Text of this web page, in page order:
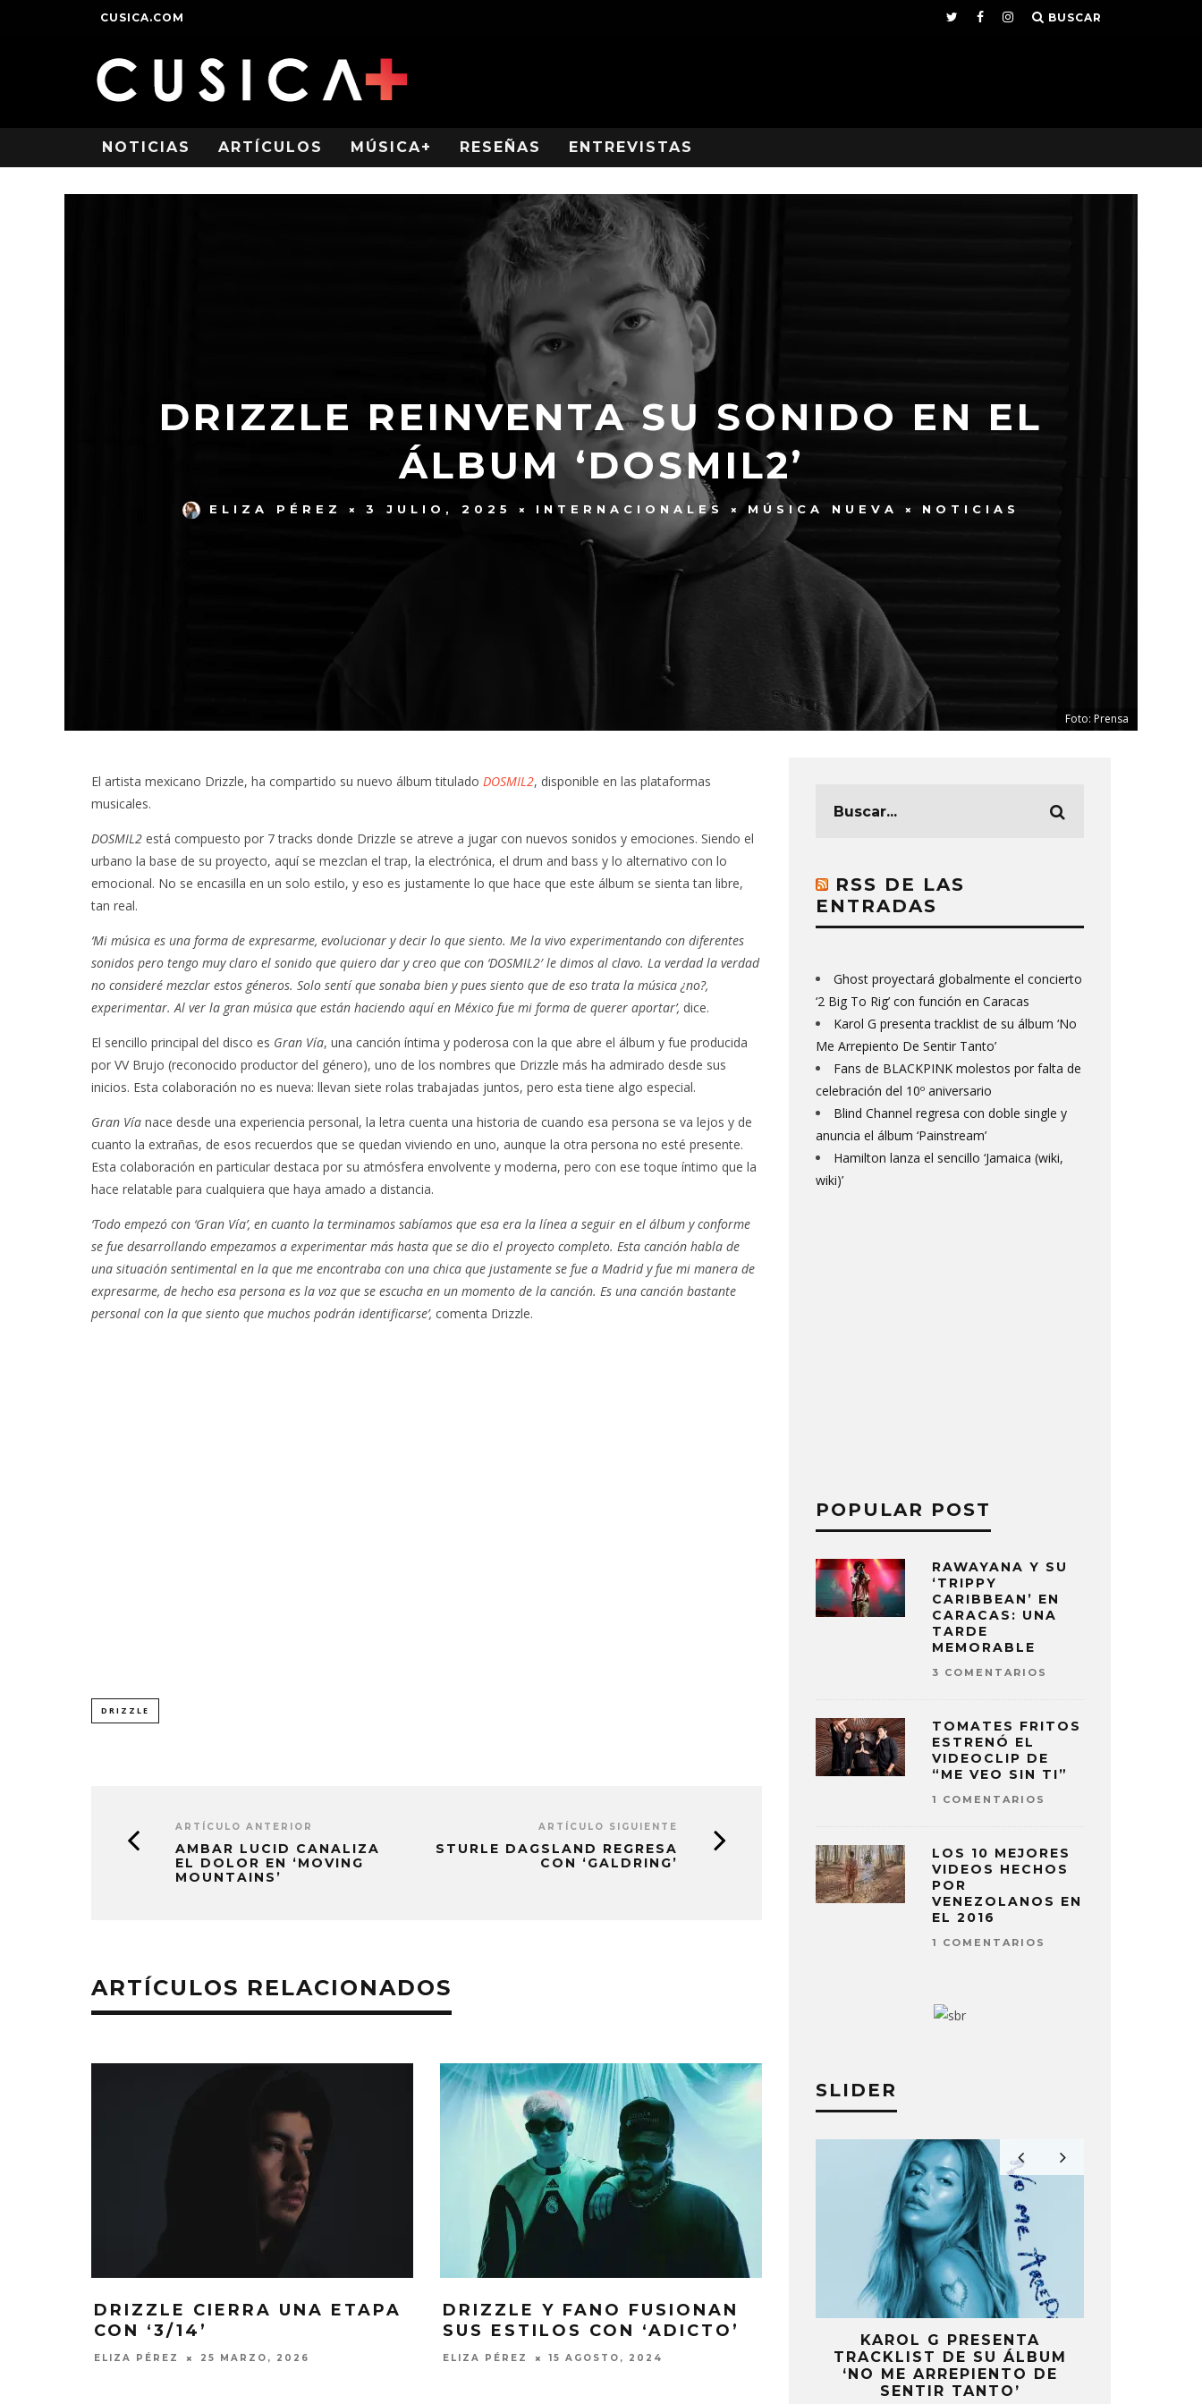
CUSICA.COM BUSCAR
NOTICIAS ARTÍCULOS MÚSICA+ RESEÑAS ENTREVISTAS
DRIZZLE REINVENTA SU SONIDO EN EL
ÁLBUM ‘DOSMIL2’
ELIZA PÉREZ 3 JULIO, 2025 INTERNACIONALES MÚSICA NUEVA NOTICIAS
Foto: Prensa
El artista mexicano Drizzle, ha compartido su nuevo álbum titulado DOSMIL2, disponible en las plataformas
musicales.
DOSMIL2 está compuesto por 7 tracks donde Drizzle se atreve a jugar con nuevos sonidos y emociones. Siendo el
urbano la base de su proyecto, aquí se mezclan el trap, la electrónica, el drum and bass y lo alternativo con lo
emocional. No se encasilla en un solo estilo, y eso es justamente lo que hace que este álbum se sienta tan libre,
tan real.
‘Mi música es una forma de expresarme, evolucionar y decir lo que siento. Me la vivo experimentando con diferentes
sonidos pero tengo muy claro el sonido que quiero dar y creo que con ‘DOSMIL2′ le dimos al clavo. La verdad la verdad
no consideré mezclar estos géneros. Solo sentí que sonaba bien y pues siento que de eso trata la música ¿no?,
experimentar. Al ver la gran música que están haciendo aquí en México fue mi forma de querer aportar’, dice.
El sencillo principal del disco es Gran Vía, una canción íntima y poderosa con la que abre el álbum y fue producida
por VV Brujo (reconocido productor del género), uno de los nombres que Drizzle más ha admirado desde sus
inicios. Esta colaboración no es nueva: llevan siete rolas trabajadas juntos, pero esta tiene algo especial.
Gran Vía nace desde una experiencia personal, la letra cuenta una historia de cuando esa persona se va lejos y de
cuanto la extrañas, de esos recuerdos que se quedan viviendo en uno, aunque la otra persona no esté presente.
Esta colaboración en particular destaca por su atmósfera envolvente y moderna, pero con ese toque íntimo que la
hace relatable para cualquiera que haya amado a distancia.
‘Todo empezó con ‘Gran Vía’, en cuanto la terminamos sabíamos que esa era la línea a seguir en el álbum y conforme
se fue desarrollando empezamos a experimentar más hasta que se dio el proyecto completo. Esta canción habla de
una situación sentimental en la que me encontraba con una chica que justamente se fue a Madrid y fue mi manera de
expresarme, de hecho esa persona es la voz que se escucha en un momento de la canción. Es una canción bastante
personal con la que siento que muchos podrán identificarse’, comenta Drizzle.
DRIZZLE
ARTÍCULO ANTERIOR
AMBAR LUCID CANALIZA
EL DOLOR EN ‘MOVING
MOUNTAINS’
ARTÍCULO SIGUIENTE
STURLE DAGSLAND REGRESA
CON ‘GALDRING’
ARTÍCULOS RELACIONADOS
DRIZZLE CIERRA UNA ETAPA
CON ‘3/14’
ELIZA PÉREZ 25 MARZO, 2026
DRIZZLE Y FANO FUSIONAN
SUS ESTILOS CON ‘ADICTO’
ELIZA PÉREZ 15 AGOSTO, 2024
RSS DE LAS
ENTRADAS
Ghost proyectará globalmente el concierto
‘2 Big To Rig’ con función en Caracas
Karol G presenta tracklist de su álbum ‘No
Me Arrepiento De Sentir Tanto’
Fans de BLACKPINK molestos por falta de
celebración del 10º aniversario
Blind Channel regresa con doble single y
anuncia el álbum ‘Painstream’
Hamilton lanza el sencillo ‘Jamaica (wiki,
wiki)’
POPULAR POST
RAWAYANA Y SU
‘TRIPPY
CARIBBEAN’ EN
CARACAS: UNA
TARDE
MEMORABLE
3 COMENTARIOS
TOMATES FRITOS
ESTRENÓ EL
VIDEOCLIP DE
“ME VEO SIN TI”
1 COMENTARIOS
LOS 10 MEJORES
VIDEOS HECHOS
POR
VENEZOLANOS EN
EL 2016
1 COMENTARIOS
SLIDER
EDGAR BAJO EL AGUA ABRE
UN NUEVO CAPÍTULO CON
GHOST PROYECTARÁ
GLOBALMENTE EL
KAROL G PRESENTA
TRACKLIST DE SU ÁLBUM
‘NO ME ARREPIENTO DE
SENTIR TANTO’